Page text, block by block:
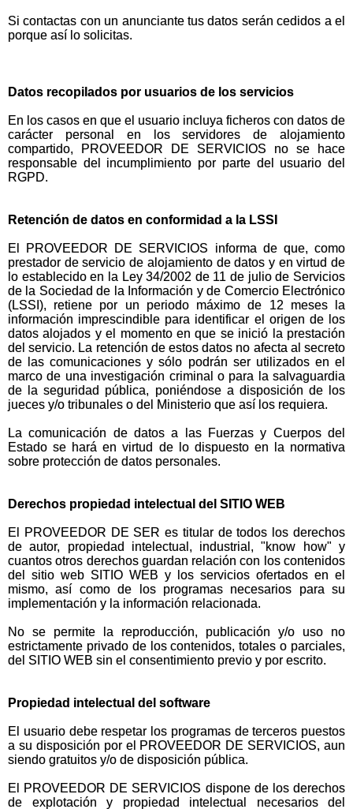
Si contactas con un anunciante tus datos serán cedidos a el
porque así lo solicitas.
Datos recopilados por usuarios de los servicios
En los casos en que el usuario incluya ficheros con datos de
carácter personal en los servidores de alojamiento
compartido, PROVEEDOR DE SERVICIOS no se hace
responsable del incumplimiento por parte del usuario del
RGPD.
Retención de datos en conformidad a la LSSI
El PROVEEDOR DE SERVICIOS informa de que, como
prestador de servicio de alojamiento de datos y en virtud de
lo establecido en la Ley 34/2002 de 11 de julio de Servicios
de la Sociedad de la Información y de Comercio Electrónico
(LSSI), retiene por un periodo máximo de 12 meses la
información imprescindible para identificar el origen de los
datos alojados y el momento en que se inició la prestación
del servicio. La retención de estos datos no afecta al secreto
de las comunicaciones y sólo podrán ser utilizados en el
marco de una investigación criminal o para la salvaguardia
de la seguridad pública, poniéndose a disposición de los
jueces y/o tribunales o del Ministerio que así los requiera.
La comunicación de datos a las Fuerzas y Cuerpos del
Estado se hará en virtud de lo dispuesto en la normativa
sobre protección de datos personales.
Derechos propiedad intelectual del SITIO WEB
El PROVEEDOR DE SER es titular de todos los derechos
de autor, propiedad intelectual, industrial, "know how" y
cuantos otros derechos guardan relación con los contenidos
del sitio web SITIO WEB y los servicios ofertados en el
mismo, así como de los programas necesarios para su
implementación y la información relacionada.
No se permite la reproducción, publicación y/o uso no
estrictamente privado de los contenidos, totales o parciales,
del SITIO WEB sin el consentimiento previo y por escrito.
Propiedad intelectual del software
El usuario debe respetar los programas de terceros puestos
a su disposición por el PROVEEDOR DE SERVICIOS, aun
siendo gratuitos y/o de disposición pública.
El PROVEEDOR DE SERVICIOS dispone de los derechos
de explotación y propiedad intelectual necesarios del